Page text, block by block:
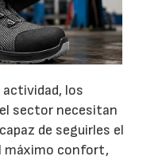
los
sector necesitan
de seguirles el
máximo confort,